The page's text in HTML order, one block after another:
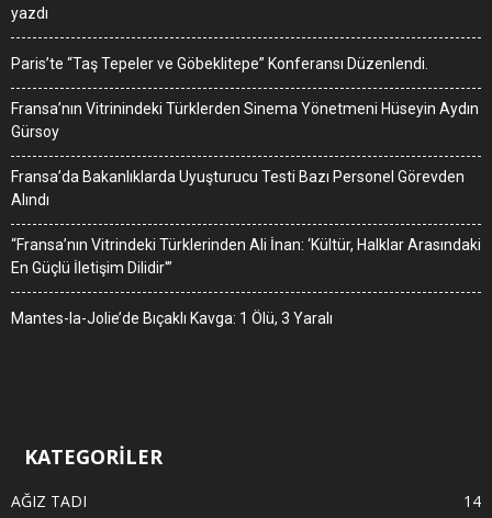
yazdı
Paris’te “Taş Tepeler ve Göbeklitepe” Konferansı Düzenlendi.
Fransa’nın Vitrinindeki Türklerden Sinema Yönetmeni Hüseyin Aydın
Gürsoy
Fransa’da Bakanlıklarda Uyuşturucu Testi Bazı Personel Görevden
Alındı
“Fransa’nın Vitrindeki Türklerinden Ali İnan: ‘Kültür, Halklar Arasındaki
En Güçlü İletişim Dilidir'”
Mantes-la-Jolie’de Bıçaklı Kavga: 1 Ölü, 3 Yaralı
KATEGORİLER
AĞIZ TADI
14